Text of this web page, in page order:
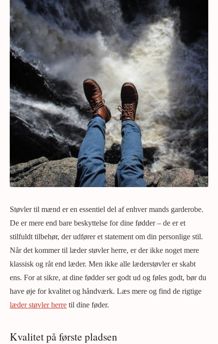
Støvler til mænd er en essentiel del af enhver mands garderobe.
De er mere end bare beskyttelse for dine fødder – de er et
stilfuldt tilbehør, der udfører et statement om din personlige stil.
Når det kommer til læder støvler herre, er der ikke noget mere
klassisk og råt end læder. Men ikke alle læderstøvler er skabt
ens. For at sikre, at dine fødder ser godt ud og føles godt, bør du
have øje for kvalitet og håndværk. Læs mere og find de rigtige
læder støvler herre til dine føder.
Kvalitet på første pladsen